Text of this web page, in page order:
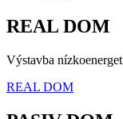
REAL DOM
Výstavba
REAL DOM